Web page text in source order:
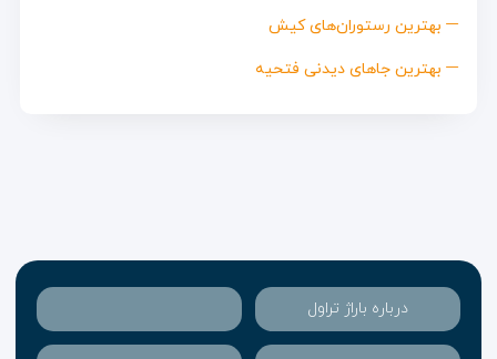
بهترین رستوران‌های کیش
بهترین جاهای دیدنی فتحیه
درباره باراژ تراول